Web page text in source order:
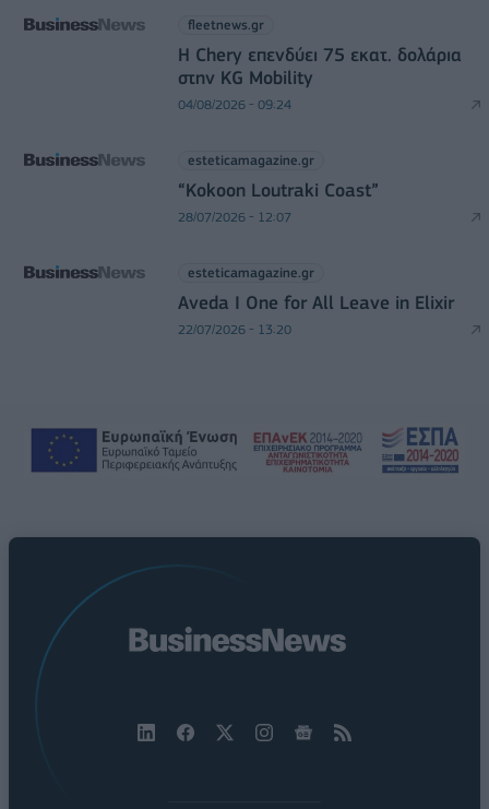
fleetnews.gr
Η Chery επενδύει 75 εκατ. δολάρια
στην KG Mobility
04/08/2026 - 09:24
esteticamagazine.gr
“Kokoon Loutraki Coast”
28/07/2026 - 12:07
esteticamagazine.gr
Aveda I One for All Leave in Elixir
22/07/2026 - 13:20